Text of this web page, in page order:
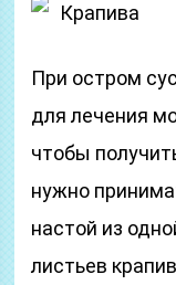
Крапива
При остром
для лечения
чтобы
нужно
настой из
листьев